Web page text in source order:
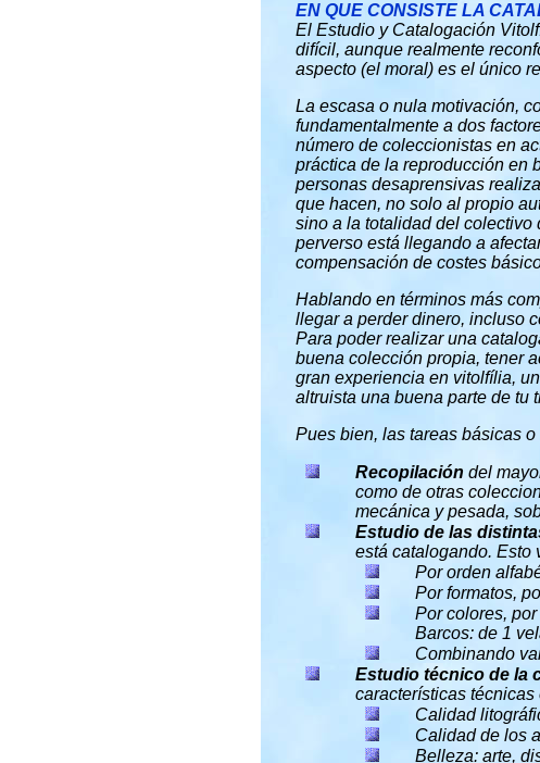
EN QUE CONSISTE LA
El Estudio y Catalogación
difícil, aunque realmente
aspecto (el moral) es el único
La escasa o nula motivación,
fundamentalmente a dos
número de coleccionistas en
práctica de la reproducción en
personas desaprensivas
que hacen, no solo al propio
sino a la totalidad del colectivo
perverso está llegando a
compensación de costes
Hablando en términos más
llegar a perder dinero, incluso
Para poder realizar una
buena colección propia, tener
gran experiencia en vitolfília,
altruista una buena parte de tu
Pues bien, las tareas básicas
Recopilación del
como de otras
mecánica y pesada,
Estudio de las
está catalogando. Esto
Por orden
Por formatos,
Por colores,
Barcos: de 1
Combinando
Estudio técnico de la
características técnicas
Calidad
Calidad de los
Belleza: arte,